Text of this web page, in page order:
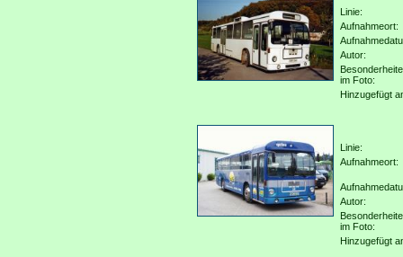
Linie:
Aufnahmeort:
Autor:
im Foto:
Hinzugefügt
Linie:
Aufnahmeort:
Autor:
im Foto:
Hinzugefügt